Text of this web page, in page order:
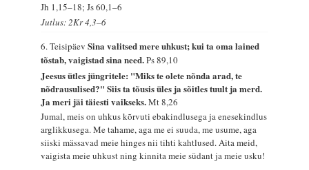
Jh 1,15–18; Js 60,1–6
Jutlus: 2Kr 4,3–6
6. TeisipäevSina valitsed mere uhkust; kui ta oma lained
tõstab, vaigistad sina need.Ps 89,10
Jeesus ütles jüngritele: "Miks te olete nõnda arad, te
nõdrausulised?" Siis ta tõusis üles ja sõitles tuult ja merd.
Ja meri jäi täiesti vaikseks.Mt 8,26
Jumal, meis on uhkus kõrvuti ebakindlusega ja enesekindlus
arglikkusega. Me tahame, aga me ei suuda, me usume, aga
siiski mässavad meie hinges nii tihti kahtlused. Aita meid,
vaigista meie uhkust ning kinnita meie südant ja meie usku!